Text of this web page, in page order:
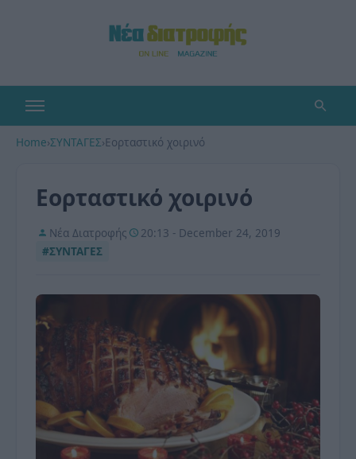
Home›ΣΥΝΤΑΓΕΣ›Εορταστικό χοιρινό
Εορταστικό χοιρινό
Νέα Διατροφής
20:13 - December 24, 2019
#ΣΥΝΤΑΓΕΣ